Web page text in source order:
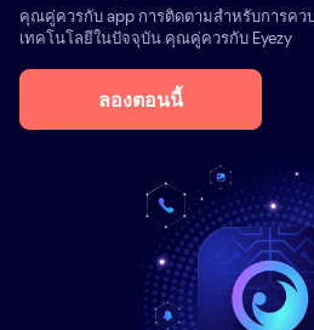
เกี่ยวกับเรา
บล็อก
คุณคู่ควรกับ app การติดตามสำหรับการค
เทคโนโลยีในปัจจุบัน คุณคู่ควรกับ Eyezy
ลองตอนนี้